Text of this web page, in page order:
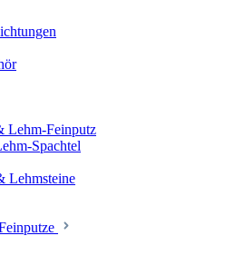
Lehm-Feinputz
Spachtel
Lehmsteine